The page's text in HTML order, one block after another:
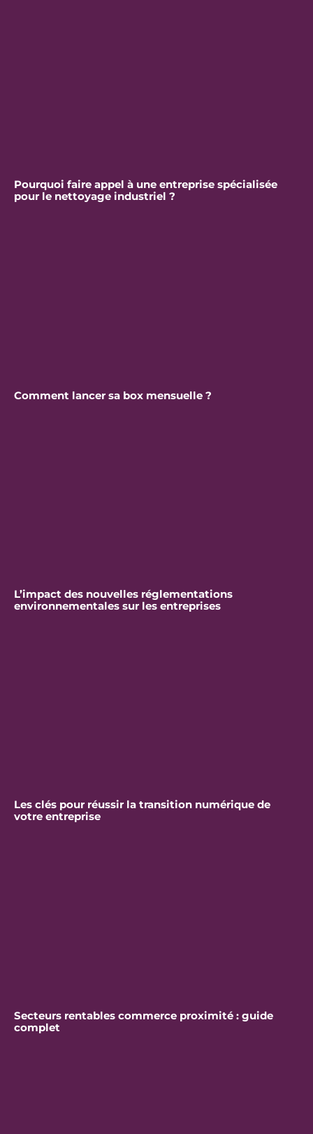
Pourquoi faire appel à une entreprise spécialisée
pour le nettoyage industriel ?
Comment lancer sa box mensuelle ?
L’impact des nouvelles réglementations
environnementales sur les entreprises
Les clés pour réussir la transition numérique de
votre entreprise
Secteurs rentables commerce proximité : guide
complet